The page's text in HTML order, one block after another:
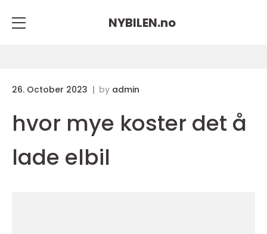
NYBILEN.no
26. October 2023 by admin
hvor mye koster det å
lade elbil